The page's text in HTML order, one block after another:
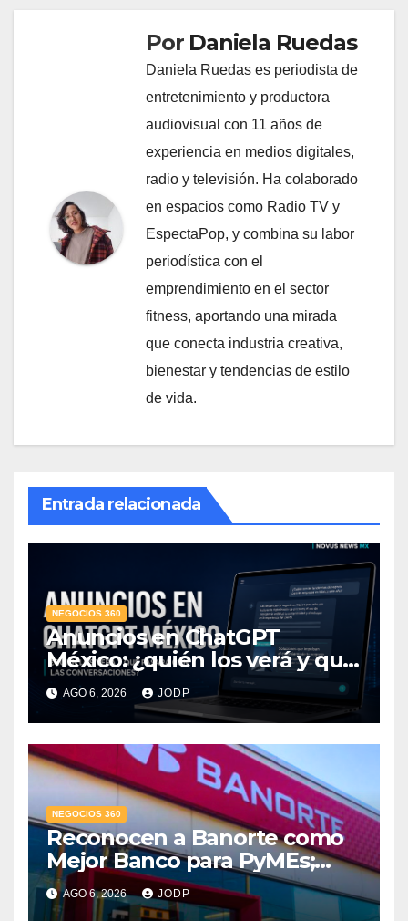
Por Daniela Ruedas
Daniela Ruedas es periodista de
entretenimiento y productora
audiovisual con 11 años de
experiencia en medios digitales,
radio y televisión. Ha colaborado
en espacios como Radio TV y
EspectaPop, y combina su labor
periodística con el
emprendimiento en el sector
fitness, aportando una mirada
que conecta industria creativa,
bienestar y tendencias de estilo
de vida.
Entrada relacionada
NEGOCIOS 360
Anuncios en ChatGPT
México: ¿quién los verá y qué
pasará con las
conversaciones?
AGO 6, 2026 JODP
NEGOCIOS 360
Reconocen a Banorte como
Mejor Banco para PyMEs;
supera 14% del mercado
crediticio
AGO 6, 2026 JODP